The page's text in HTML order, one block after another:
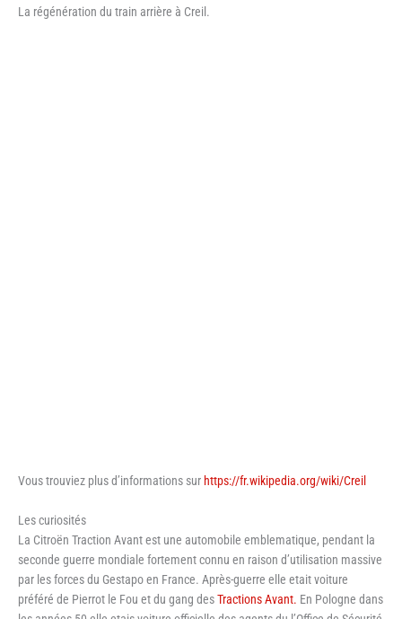
La régénération du train arrière à Creil.
Vous trouviez plus d’informations sur https://fr.wikipedia.org/wiki/Creil
Les curiosités
La Citroën Traction Avant est une automobile emblematique, pendant la
seconde guerre mondiale fortement connu en raison d’utilisation massive
par les forces du Gestapo en France. Après-guerre elle etait voiture
préféré de Pierrot le Fou et du gang desTractions Avant. En Pologne dans